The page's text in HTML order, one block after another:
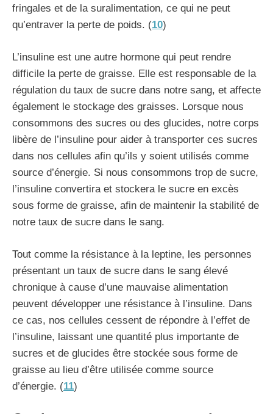
fringales et de la suralimentation, ce qui ne peut
qu’entraver la perte de poids. (10)
L’insuline est une autre hormone qui peut rendre
difficile la perte de graisse. Elle est responsable de la
régulation du taux de sucre dans notre sang, et affecte
également le stockage des graisses. Lorsque nous
consommons des sucres ou des glucides, notre corps
libère de l’insuline pour aider à transporter ces sucres
dans nos cellules afin qu’ils y soient utilisés comme
source d’énergie. Si nous consommons trop de sucre,
l’insuline convertira et stockera le sucre en excès
sous forme de graisse, afin de maintenir la stabilité de
notre taux de sucre dans le sang.
Tout comme la résistance à la leptine, les personnes
présentant un taux de sucre dans le sang élevé
chronique à cause d’une mauvaise alimentation
peuvent développer une résistance à l’insuline. Dans
ce cas, nos cellules cessent de répondre à l’effet de
l’insuline, laissant une quantité plus importante de
sucres et de glucides être stockée sous forme de
graisse au lieu d’être utilisée comme source
d’énergie. (11)